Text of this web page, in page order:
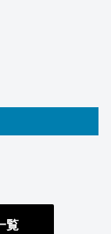
覧